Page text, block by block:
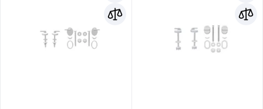
Вид виробу
Кріплення для
унітазів і біде
Тип монтажу
На чашу унітазу
Вид виробу
Кріплення для
унітазів і біде
Тип монтажу
На чашу унітазу